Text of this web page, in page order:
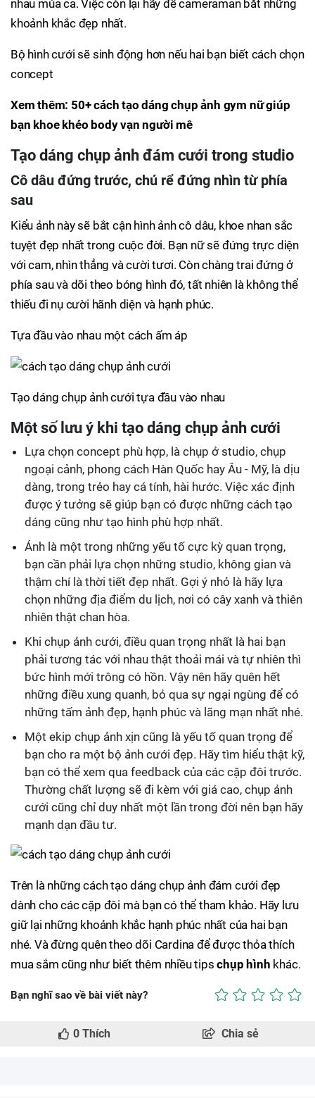
nhau múa ca. Việc còn lại hãy để cameraman bắt những
khoảnh khắc đẹp nhất.
Bộ hình cưới sẽ sinh động hơn nếu hai bạn biết cách chọn
concept
Xem thêm: 50+ cách tạo dáng chụp ảnh gym nữ giúp
bạn khoe khéo body vạn người mê
Tạo dáng chụp ảnh đám cưới trong studio
Cô dâu đứng trước, chú rể đứng nhìn từ phía
sau
Kiểu ảnh này sẽ bắt cận hình ảnh cô dâu, khoe nhan sắc
tuyệt đẹp nhất trong cuộc đời. Bạn nữ sẽ đứng trực diện
với cam, nhìn thẳng và cười tươi. Còn chàng trai đứng ở
phía sau và dõi theo bóng hình đó, tất nhiên là không thể
thiếu đi nụ cười hãnh diện và hạnh phúc.
Tựa đầu vào nhau một cách ấm áp
Tạo dáng chụp ảnh cưới tựa đầu vào nhau
Một số lưu ý khi tạo dáng chụp ảnh cưới
Lựa chọn concept phù hợp, là chụp ở studio, chụp
ngoại cảnh, phong cách Hàn Quốc hay Âu - Mỹ, là dịu
dàng, trong trẻo hay cá tính, hài hước. Việc xác định
được ý tưởng sẽ giúp bạn có được những cách tạo
dáng cũng như tạo hình phù hợp nhất.
Ánh là một trong những yếu tố cực kỳ quan trọng,
bạn cần phải lựa chọn những studio, không gian và
thậm chí là thời tiết đẹp nhất. Gợi ý nhỏ là hãy lựa
chọn những địa điểm du lịch, nơi có cây xanh và thiên
nhiên thật chan hòa.
Khi chụp ảnh cưới, điều quan trọng nhất là hai bạn
phải tương tác với nhau thật thoải mái và tự nhiên thì
bức hình mới trông có hồn. Vậy nên hãy quên hết
những điều xung quanh, bỏ qua sự ngại ngùng để có
những tấm ảnh đẹp, hạnh phúc và lãng mạn nhất nhé.
Một ekip chụp ảnh xịn cũng là yếu tố quan trọng để
bạn cho ra một bộ ảnh cưới đẹp. Hãy tìm hiểu thật kỹ,
bạn có thể xem qua feedback của các cặp đôi trước.
Thường chất lượng sẽ đi kèm với giá cao, chụp ảnh
cưới cũng chỉ duy nhất một lần trong đời nên bạn hãy
mạnh dạn đầu tư.
Trên là những cách tạo dáng chụp ảnh đám cưới đẹp
dành cho các cặp đôi mà bạn có thể tham khảo. Hãy lưu
giữ lại những khoảnh khắc hạnh phúc nhất của hai bạn
nhé. Và đừng quên theo dõi Cardina để được thỏa thích
mua sắm cũng như biết thêm nhiều tipschụp hình khác.
Bạn nghĩ sao về bài viết này?
0 Thích Chia sẻ